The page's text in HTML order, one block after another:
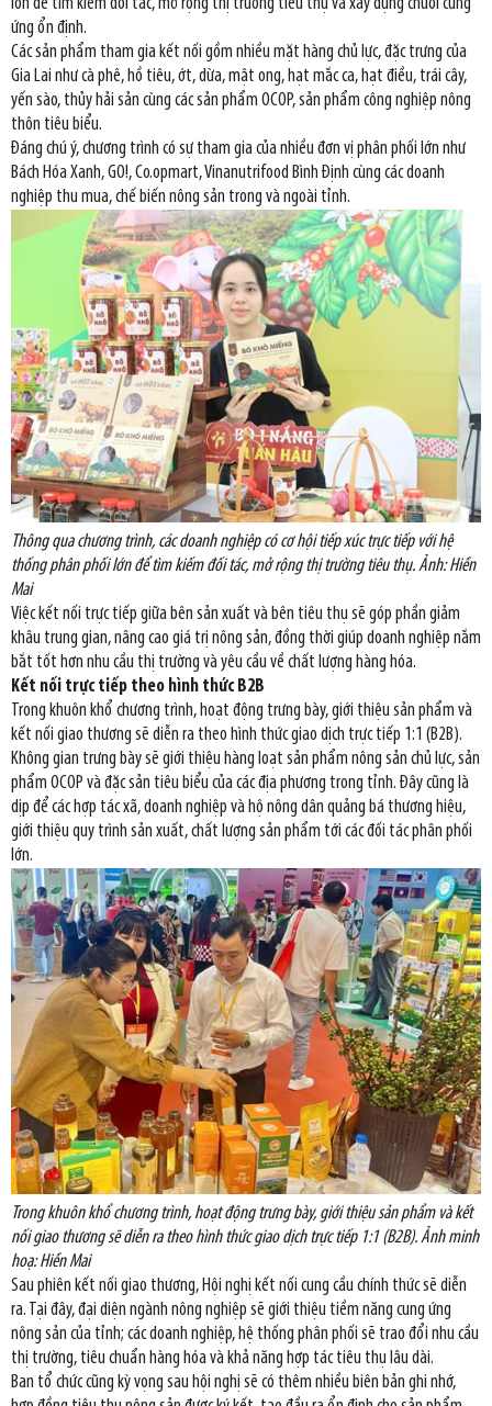
lớn để tìm kiếm đối tác, mở rộng thị trường tiêu thụ và xây dựng chuỗi cung
ứng ổn định.
Các sản phẩm tham gia kết nối gồm nhiều mặt hàng chủ lực, đặc trưng của
Gia Lai như cà phê, hồ tiêu, ớt, dừa, mật ong, hạt mắc ca, hạt điều, trái cây,
yến sào, thủy hải sản cùng các sản phẩm OCOP, sản phẩm công nghiệp nông
thôn tiêu biểu.
Đáng chú ý, chương trình có sự tham gia của nhiều đơn vị phân phối lớn như
Bách Hóa Xanh, GO!, Co.opmart, Vinanutrifood Bình Định cùng các doanh
nghiệp thu mua, chế biến nông sản trong và ngoài tỉnh.
Thông qua chương trình, các doanh nghiệp có cơ hội tiếp xúc trực tiếp với hệ
thống phân phối lớn để tìm kiếm đối tác, mở rộng thị trường tiêu thụ. Ảnh: Hiền
Mai
Việc kết nối trực tiếp giữa bên sản xuất và bên tiêu thụ sẽ góp phần giảm
khâu trung gian, nâng cao giá trị nông sản, đồng thời giúp doanh nghiệp nắm
bắt tốt hơn nhu cầu thị trường và yêu cầu về chất lượng hàng hóa.
Kết nối trực tiếp theo hình thức B2B
Trong khuôn khổ chương trình, hoạt động trưng bày, giới thiệu sản phẩm và
kết nối giao thương sẽ diễn ra theo hình thức giao dịch trực tiếp 1:1 (B2B).
Không gian trưng bày sẽ giới thiệu hàng loạt sản phẩm nông sản chủ lực, sản
phẩm OCOP và đặc sản tiêu biểu của các địa phương trong tỉnh. Đây cũng là
dịp để các hợp tác xã, doanh nghiệp và hộ nông dân quảng bá thương hiệu,
giới thiệu quy trình sản xuất, chất lượng sản phẩm tới các đối tác phân phối
lớn.
Trong khuôn khổ chương trình, hoạt động trưng bày, giới thiệu sản phẩm và kết
nối giao thương sẽ diễn ra theo hình thức giao dịch trực tiếp 1:1 (B2B). Ảnh minh
hoạ: Hiền Mai
Sau phiên kết nối giao thương, Hội nghị kết nối cung cầu chính thức sẽ diễn
ra. Tại đây, đại diện ngành nông nghiệp sẽ giới thiệu tiềm năng cung ứng
nông sản của tỉnh; các doanh nghiệp, hệ thống phân phối sẽ trao đổi nhu cầu
thị trường, tiêu chuẩn hàng hóa và khả năng hợp tác tiêu thụ lâu dài.
Ban tổ chức cũng kỳ vọng sau hội nghị sẽ có thêm nhiều biên bản ghi nhớ,